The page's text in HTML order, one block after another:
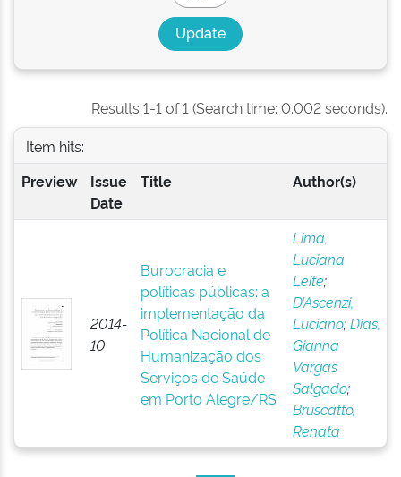
Results 1-1 of 1 (Search time: 0.002 seconds).
Item hits:
Preview
Issue
Date
Title Author(s)
2014-
10
Burocracia e
políticas públicas: a
implementação da
Política Nacional de
Humanização dos
Serviços de Saúde
em Porto Alegre/RS
Lima,
Luciana
Leite;
D’Ascenzi,
Luciano;Dias,
Gianna
Vargas
Salgado;
Bruscatto,
Renata